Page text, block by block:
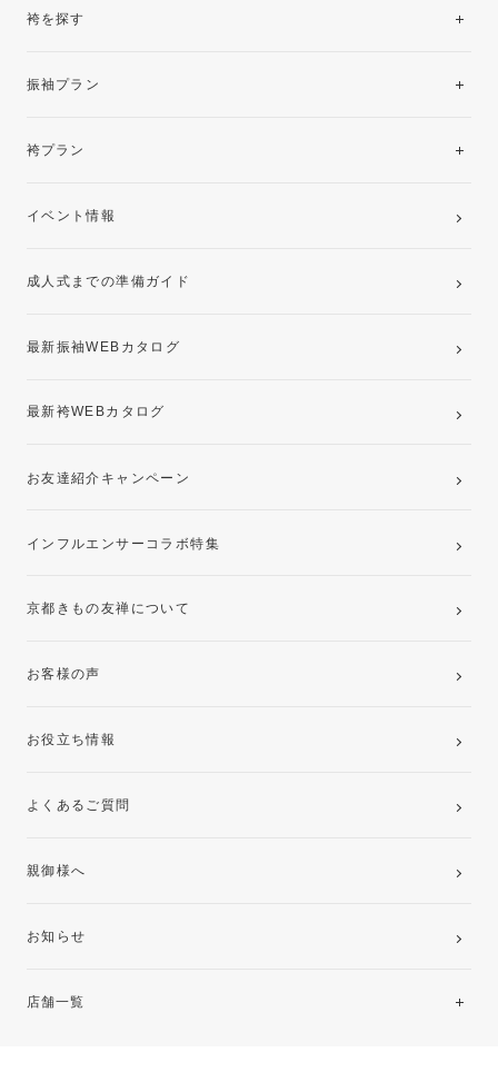
袴を探す
振袖プラン
レンタルプラン
袴プラン
卒業袴レンタルプラン
イベント情報
成人式までの準備ガイド
最新振袖WEBカタログ
最新袴WEBカタログ
お友達紹介キャンペーン
インフルエンサーコラボ特集
京都きもの友禅について
お客様の声
お役立ち情報
よくあるご質問
親御様へ
お知らせ
店舗一覧